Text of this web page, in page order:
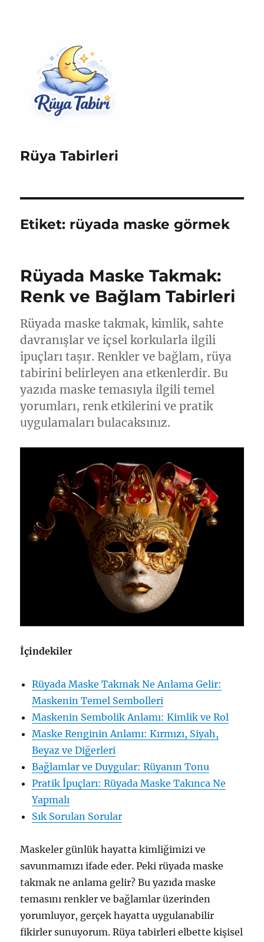
Rüya Tabirleri
Etiket: rüyada maske görmek
Rüyada Maske Takmak:
Renk ve Bağlam Tabirleri
Rüyada maske takmak, kimlik, sahte
davranışlar ve içsel korkularla ilgili
ipuçları taşır. Renkler ve bağlam, rüya
tabirini belirleyen ana etkenlerdir. Bu
yazıda maske temasıyla ilgili temel
yorumları, renk etkilerini ve pratik
uygulamaları bulacaksınız.
İçindekiler
Rüyada Maske Takmak Ne Anlama Gelir:
Maskenin Temel Sembolleri
Maskenin Sembolik Anlamı: Kimlik ve Rol
Maske Renginin Anlamı: Kırmızı, Siyah,
Beyaz ve Diğerleri
Bağlamlar ve Duygular: Rüyanın Tonu
Pratik İpuçları: Rüyada Maske Takınca Ne
Yapmalı
Sık Sorulan Sorular
Maskeler günlük hayatta kimliğimizi ve
savunmamızı ifade eder. Peki rüyada maske
takmak ne anlama gelir? Bu yazıda maske
temasını renkler ve bağlamlar üzerinden
yorumluyor, gerçek hayatta uygulanabilir
fikirler sunuyorum. Rüya tabirleri elbette kişisel